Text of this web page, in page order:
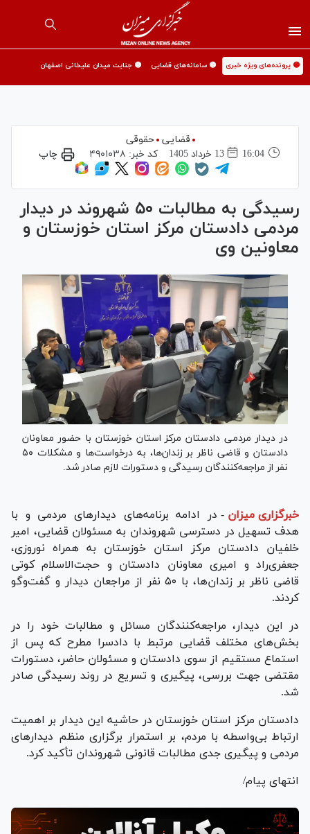
🟡 پرونده‌های ویژه خبری 🟡 سامانه‌های قضایی 🟡 جنایت میدان علیخانی اصفهان
قضایی حقوقی
16:04
13 خرداد 1405 کد خبر: ۴۹۰۱۰۳۸ چاپ
رسیدگی به مطالبات ۵۰ شهروند در دیدار
مردمی دادستان مرکز استان خوزستان و
معاونین وی
در دیدار مردمی دادستان مرکز استان خوزستان با حضور معاونان
دادستان و قاضی ناظر بر زندان‌ها، به درخواست‌ها و مشکلات ۵۰
نفر از مراجعه‌کنندگان رسیدگی و دستورات لازم صادر شد.
خبرگزاری میزان - در ادامه برنامه‌های دیدار‌های مردمی و با
هدف تسهیل در دسترسی شهروندان به مسئولان قضایی، امیر
خلفیان دادستان مرکز استان خوزستان به همراه نوروزی،
جعفری‌راد و امیری معاونان دادستان و حجت‌الاسلام کوتی
قاضی ناظر بر زندان‌ها، با ۵۰ نفر از مراجعان دیدار و گفت‌و‌گو
کردند.
در این دیدار، مراجعه‌کنندگان مسائل و مطالبات خود را در
بخش‌های مختلف قضایی مرتبط با دادسرا مطرح که پس از
استماع مستقیم از سوی دادستان و مسئولان حاضر، دستورات
مقتضی جهت بررسی، پیگیری و تسریع در روند رسیدگی صادر
شد.
دادستان مرکز استان خوزستان در حاشیه این دیدار بر اهمیت
ارتباط بی‌واسطه با مردم، بر استمرار برگزاری منظم دیدار‌های
مردمی و پیگیری جدی مطالبات قانونی شهروندان تأکید کرد.
انتهای پیام/